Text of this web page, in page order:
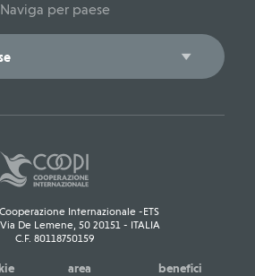
Naviga per paese
Internazionale -ETS
De Lemene, 50 20151 - ITALIA
C.F. 80118750159
area benefici